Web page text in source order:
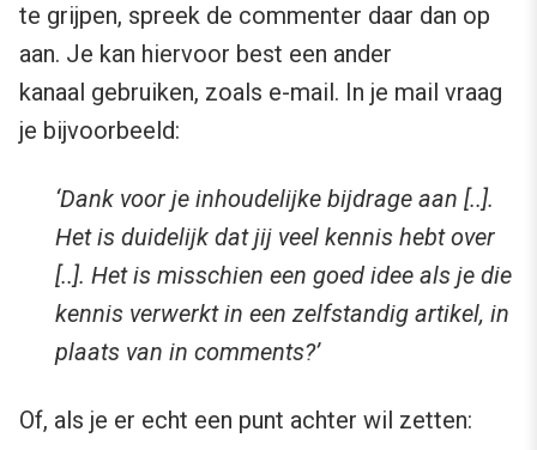
te grijpen, spreek de commenter daar dan op
aan. Je kan hiervoor best een ander
kanaal gebruiken, zoals e-mail. In je mail vraag
je bijvoorbeeld:
‘Dank voor je inhoudelijke bijdrage aan [..].
Het is duidelijk dat jij veel kennis hebt over
[..]. Het is misschien een goed idee als je die
kennis verwerkt in een zelfstandig artikel, in
plaats van in comments?’
Of, als je er echt een punt achter wil zetten: